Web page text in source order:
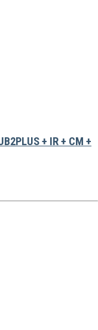
+ IR + CM +